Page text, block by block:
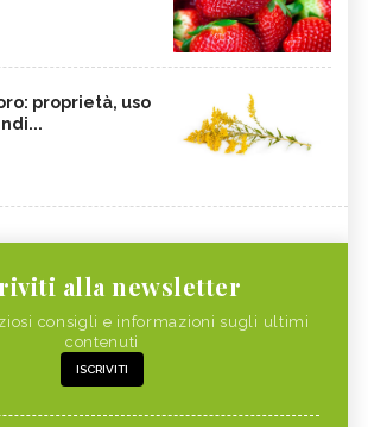
proprietà, uso
alla newsletter
consigli e informazioni sugli ultimi
contenuti
ISCRIVITI